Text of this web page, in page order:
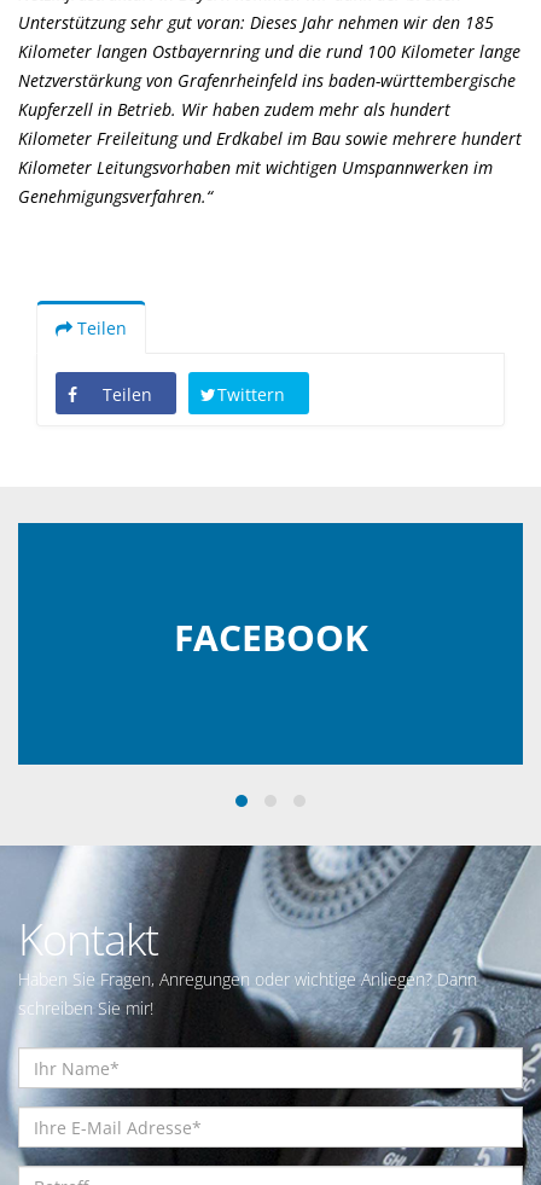
Unterstützung sehr gut voran: Dieses Jahr nehmen wir den 185
Kilometer langen Ostbayernring und die rund 100 Kilometer lange
Netzverstärkung von Grafenrheinfeld ins baden-württembergische
Kupferzell in Betrieb. Wir haben zudem mehr als hundert
Kilometer Freileitung und Erdkabel im Bau sowie mehrere hundert
Kilometer Leitungsvorhaben mit wichtigen Umspannwerken im
Genehmigungsverfahren.“
Teilen
Teilen Twittern
FACEBOOK
Kontakt
Haben Sie Fragen, Anregungen oder wichtige Anliegen? Dann
schreiben Sie mir!